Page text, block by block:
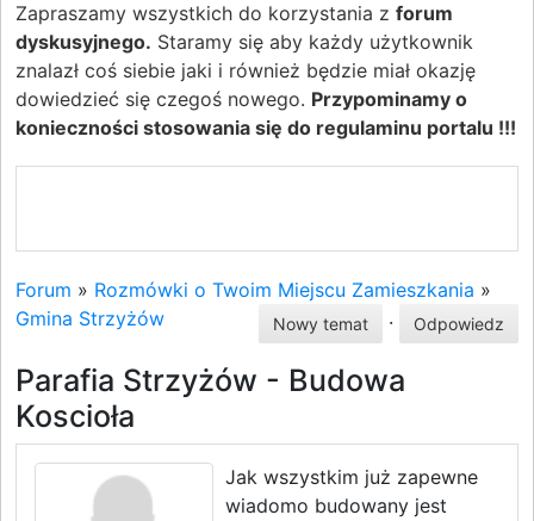
Zapraszamy wszystkich do korzystania z forum
dyskusyjnego. Staramy się aby każdy użytkownik
znalazł coś siebie jaki i również będzie miał okazję
dowiedzieć się czegoś nowego. Przypominamy o
konieczności stosowania się do regulaminu portalu !!!
Forum » Rozmówki o Twoim Miejscu Zamieszkania »
Gmina Strzyżów
Nowy temat · Odpowiedz
Parafia Strzyżów - Budowa
Koscioła
Jak wszystkim już zapewne
wiadomo budowany jest